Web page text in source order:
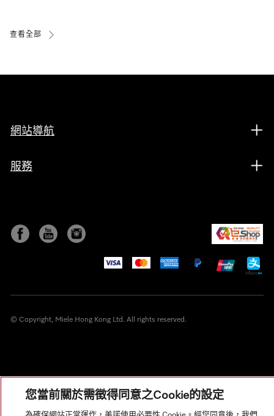
查看全部
網站導航
服務
© Copyright, Miele Hong Kong Ltd. All rights reserved.
您當前關於需徵得同意之Cookie的設定